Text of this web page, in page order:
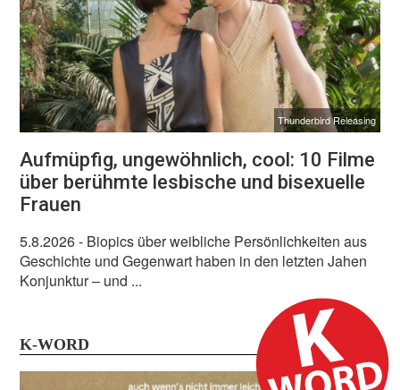
Thunderbird Releasing
Aufmüpfig, ungewöhnlich, cool: 10 Filme
über berühmte lesbische und bisexuelle
Frauen
5.8.2026- Biopics über weibliche Persönlichkeiten aus
Geschichte und Gegenwart haben in den letzten Jahen
Konjunktur – und ...
K-WORD